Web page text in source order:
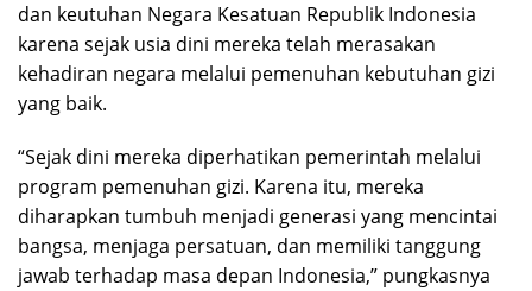
dan keutuhan Negara Kesatuan Republik Indonesia
karena sejak usia dini mereka telah merasakan
kehadiran negara melalui pemenuhan kebutuhan gizi
yang baik.
“Sejak dini mereka diperhatikan pemerintah melalui
program pemenuhan gizi. Karena itu, mereka
diharapkan tumbuh menjadi generasi yang mencintai
bangsa, menjaga persatuan, dan memiliki tanggung
jawab terhadap masa depan Indonesia,” pungkasnya